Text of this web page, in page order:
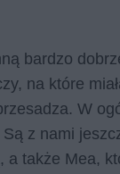
bardzo
na które
W
z nami
także Mea,